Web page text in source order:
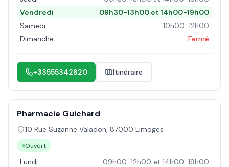
Vendredi
09h30-13h00 et 14h00-19h00
Samedi
10h00-12h00
Dimanche
Fermé
+33555342820 Itinéraire
Pharmacie Guichard
10 Rue Suzanne Valadon, 87000 Limoges
Ouvert
Lundi
09h00-12h00 et 14h00-19h00